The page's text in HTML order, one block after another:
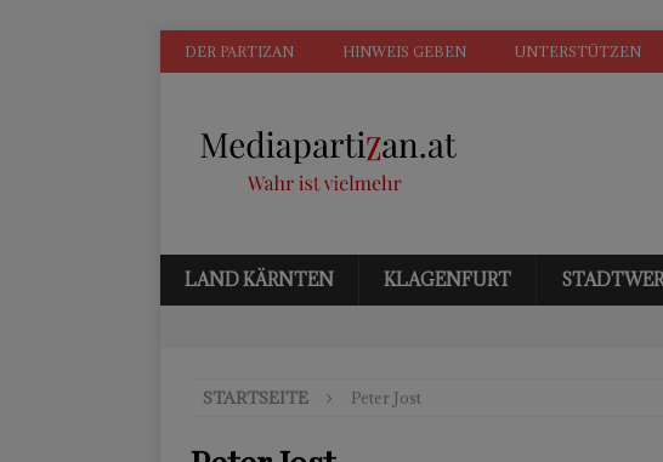
DER PARTIZAN HINWEIS GEBEN UNTERSTÜTZEN
LAND KÄRNTEN KLAGENFURT
STARTSEITE Peter Jost